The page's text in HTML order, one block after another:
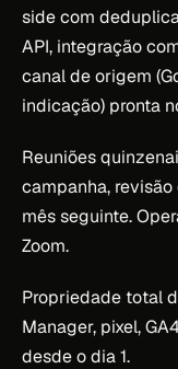
side com
API, integração
canal de origem
indicação) pronta
Reuniões
campanha,
mês seguinte.
Zoom.
Propriedade total
Manager, pixel,
desde o dia 1.